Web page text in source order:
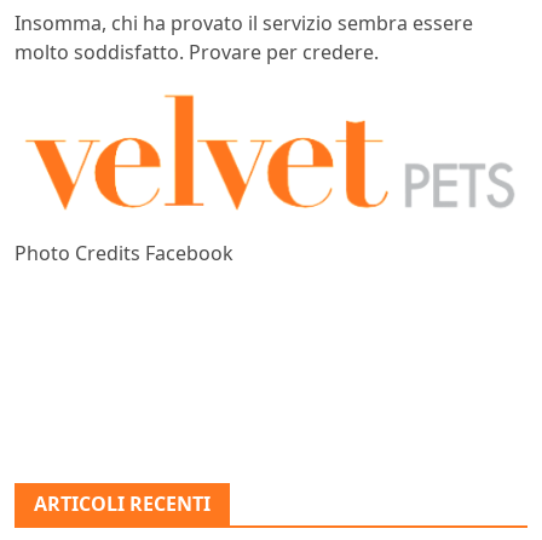
Insomma, chi ha provato il servizio sembra essere
molto soddisfatto. Provare per credere.
Photo Credits Facebook
ARTICOLI RECENTI